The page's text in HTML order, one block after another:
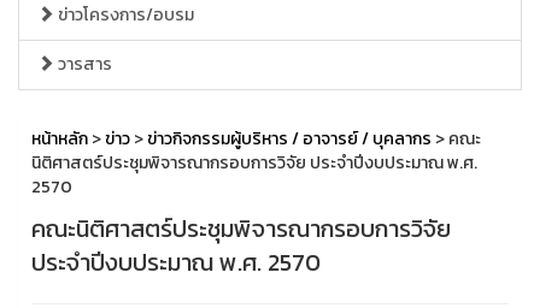
ข่าวโครงการ/อบรม
วารสาร
หน้าหลัก>ข่าว>ข่าวกิจกรรมผู้บริหาร / อาจารย์ / บุคลากร > คณะ
นิติศาสตร์ประชุมพิจารณากรอบการวิจัย ประจำปีงบประมาณ พ.ศ.
2570
คณะนิติศาสตร์ประชุมพิจารณากรอบการวิจัย
ประจำปีงบประมาณ พ.ศ. 2570